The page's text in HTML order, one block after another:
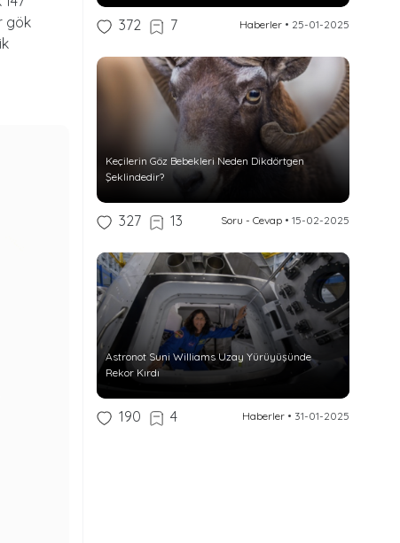
gök
372 7 Haberler• 25-01-2025
Keçilerin Göz Bebekleri Neden Dikdörtgen
Şeklindedir?
327 13 Soru - Cevap• 15-02-2025
Astronot Suni Williams Uzay Yürüyüşünde
Rekor Kırdı
190 4 Haberler• 31-01-2025